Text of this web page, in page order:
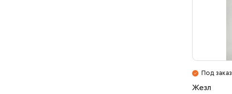
Под заказ
Жезл